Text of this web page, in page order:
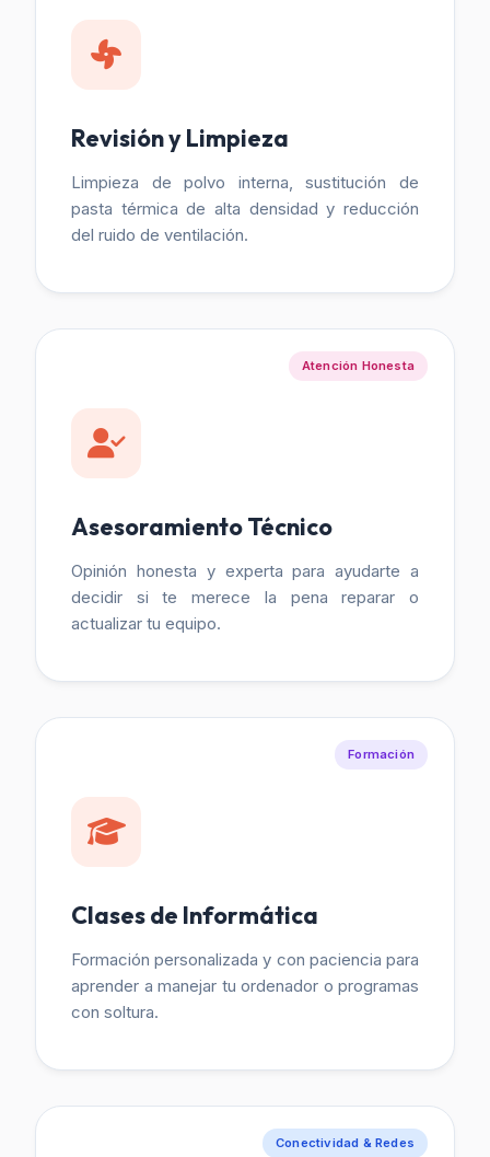
Revisión y Limpieza
Limpieza de polvo interna, sustitución de
pasta térmica de alta densidad y reducción
del ruido de ventilación.
Atención Honesta
Asesoramiento Técnico
Opinión honesta y experta para ayudarte a
decidir si te merece la pena reparar o
actualizar tu equipo.
Formación
Clases de Informática
Formación personalizada y con paciencia para
aprender a manejar tu ordenador o programas
con soltura.
Conectividad & Redes